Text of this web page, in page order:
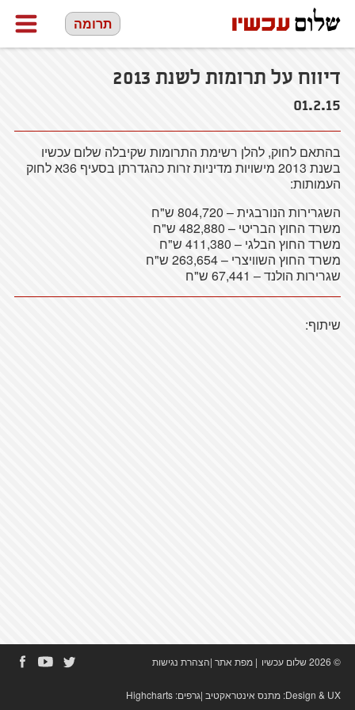
תרומה
דיווח על תרומות לשנת 2013
01.2.15
בהתאם לחוק, להלן רשימת התרומות שקיבלה שלום עכשיו
בשנת 2013 מישויות מדיניות זרות כהגדרתן בסעיף 36א לחוק
העמותות:
השגרירות הנורבגית – 804,720 ש"ח
משרד החוץ הבריטי – 482,880 ש"ח
משרד החוץ הבלגי – 411,380 ש"ח
משרד החוץ השוויצרי – 263,654 ש"ח
שגרירות הולנד – 67,441 ש"ח
שיתוף:
© 2026 שלום עכשיו | מפת אתר|הצהרת נגישות
Design & UX: מתנס אינטראקטיב|גרפים: Highcharts